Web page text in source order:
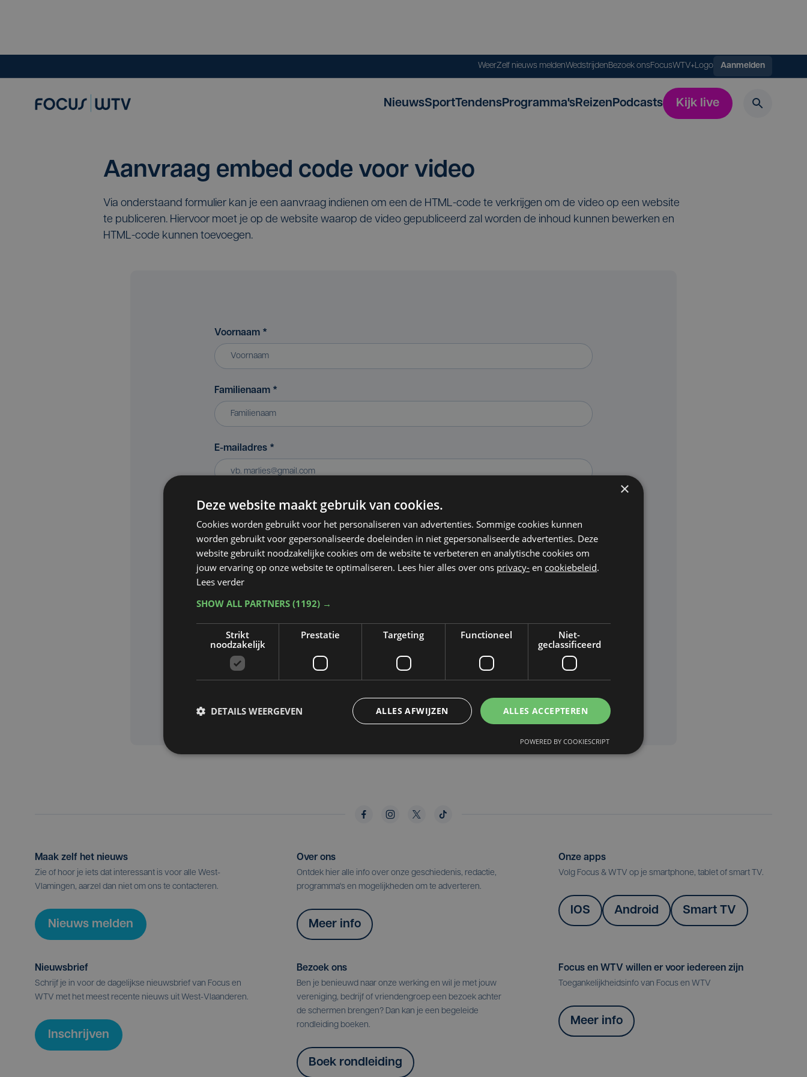
WeerZelf nieuws meldenWedstrijdenBezoek onsFocusWTV+Logo Aanmelden
NieuwsSportTendensProgramma'sReizenPodcasts Kijk live
Aanvraag embed code voor video
Via onderstaand formulier kan je een aanvraag indienen om een de HTML-code te verkrijgen om de video op een website
te publiceren. Hiervoor moet je op de website waarop de video gepubliceerd zal worden de inhoud kunnen bewerken en
HTML-code kunnen toevoegen.
Voornaam *
Familienaam *
E-mailadres *
Bedrijf of vereniging (indien van toepassing)
Website waarop de video gepubliceerd zal worden*
Google zijn van toepassing.
Aanvragen
Maak zelf het nieuws
Zie of hoor je iets dat interessant is voor alle West-
Vlamingen, aarzel dan niet om ons te contacteren.
Nieuws melden
Over ons
Ontdek hier alle info over onze geschiedenis, redactie,
programma's en mogelijkheden om te adverteren.
Meer info
Onze apps
Volg Focus & WTV op je smartphone, tablet of smart TV.
IOS Android Smart TV
Nieuwsbrief
Schrijf je in voor de dagelijkse nieuwsbrief van Focus en
WTV met het meest recente nieuws uit West-Vlaanderen.
Inschrijven
Bezoek ons
Ben je benieuwd naar onze werking en wil je met jouw
vereniging, bedrijf of vriendengroep een bezoek achter
de schermen brengen? Dan kan je een begeleide
rondleiding boeken.
Boek rondleiding
Focus en WTV willen er voor iedereen zijn
Toegankelijkheidsinfo van Focus en WTV
Meer info
×
Deze website maakt gebruik van cookies.
Cookies worden gebruikt voor het personaliseren van advertenties. Sommige cookies kunnen
worden gebruikt voor gepersonaliseerde doeleinden in niet gepersonaliseerde advertenties. Deze
website gebruikt noodzakelijke cookies om de website te verbeteren en analytische cookies om
jouw ervaring op onze website te optimaliseren. Lees hier alles over ons privacy- en cookiebeleid.
Lees verder
SHOW ALL PARTNERS (1192) →
Strikt
noodzakelijk
Prestatie Targeting Functioneel
Niet-
geclassificeerd
ALLES ACCEPTEREN
ALLES AFWIJZEN
DETAILS WEERGEVEN
POWERED BY COOKIESCRIPT